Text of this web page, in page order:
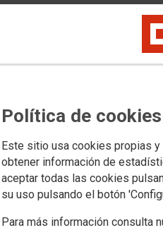
Política de cookies
Este sitio usa cookies propias
obtener información de
aceptar todas las cookies
su uso pulsando el botón
Para más información consulta